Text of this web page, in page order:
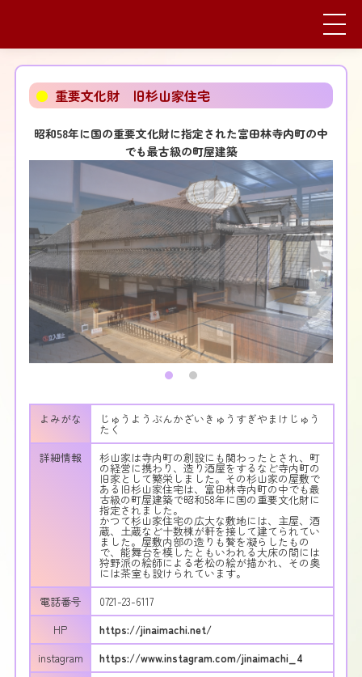
● 重要文化財 旧杉山家住宅
昭和58年に国の重要文化財に指定された富田林寺内町の中
でも最古級の町屋建築
よみがな じゅうようぶんかざいきゅうすぎやまけじゅう
たく
詳細情報
杉山家は寺内町の創設にも関わったとされ、町
の経営に携わり、造り酒屋をするなど寺内町の
旧家として繁栄しました。その杉山家の屋敷で
ある旧杉山家住宅は、富田林寺内町の中でも最
古級の町屋建築で昭和58年に国の重要文化財に
指定されました。
かつて杉山家住宅の広大な敷地には、主屋、酒
蔵、土蔵など十数棟が軒を接して建てられてい
ました。屋敷内部の造りも贅を凝らしたもの
で、能舞台を模したともいわれる大床の間には
狩野派の絵師による老松の絵が描かれ、その奥
には茶室も設けられています。
電話番号
0721-23-6117
HP
https://jinaimachi.net/
instagram
https://www.instagram.com/jinaimachi_4